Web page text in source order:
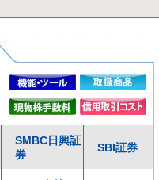
SMBC日興証
券
SBI証券